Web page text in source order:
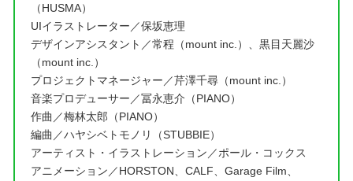
（HUSMA）
UIイラストレーター／保坂恵理
デザインアシスタント／常程（mount inc.）、黒目天麗沙
（mount inc.）
プロジェクトマネージャー／芹澤千尋（mount inc.）
音楽プロデューサー／冨永恵介（PIANO）
作曲／梅林太郎（PIANO）
編曲／ハヤシベトモノリ（STUBBIE）
アーティスト・イラストレーション／ポール・コックス
アニメーション／HORSTON、CALF、Garage Film、